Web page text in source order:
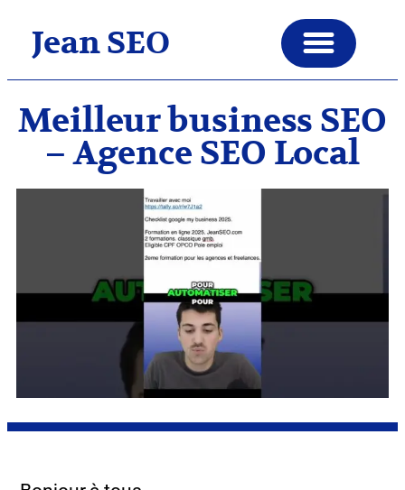
Jean SEO
Meilleur business SEO
– Agence SEO Local